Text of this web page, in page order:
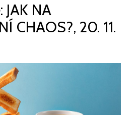
JAK NA
CHAOS?, 20. 11.